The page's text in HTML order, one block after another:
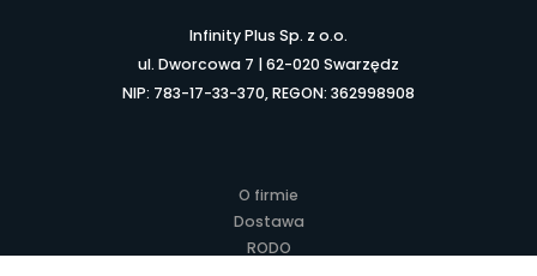
Infinity Plus Sp. z o.o.
ul. Dworcowa 7 | 62-020 Swarzędz
NIP: 783-17-33-370, REGON: 362998908
O firmie
Dostawa
RODO